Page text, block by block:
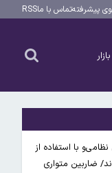
پیشرفتهتماس با ماRSS
با استفاده از
ضاربین متواری